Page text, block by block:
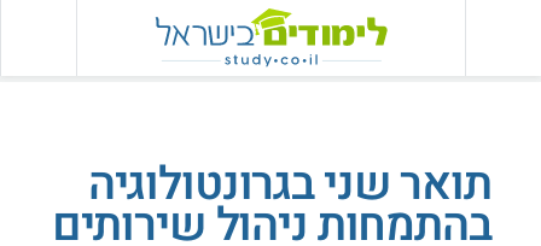
תואר שני בגרונטולוגיה
בהתמחות ניהול שירותים